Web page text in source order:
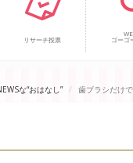
リサーチ投票 ゴーゴ
な“おはなし” 歯ブラシだけ